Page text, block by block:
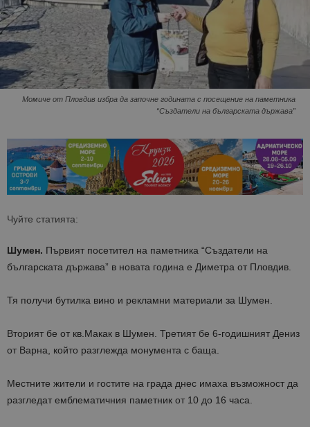
Момиче от Пловдив избра да започне годината с посещение на паметника
“Създатели на българската държава”
Чуйте статията:
Шумен. Първият посетител на паметника “Създатели на
българската държава” в новата година е Диметра от Пловдив.
Тя получи бутилка вино и рекламни материали за Шумен.
Вторият бе от кв.Макак в Шумен. Третият бе 6-годишният Дениз
от Варна, който разглежда монумента с баща.
Местните жители и гостите на града днес имаха възможност да
разгледат емблематичния паметник от 10 до 16 часа.